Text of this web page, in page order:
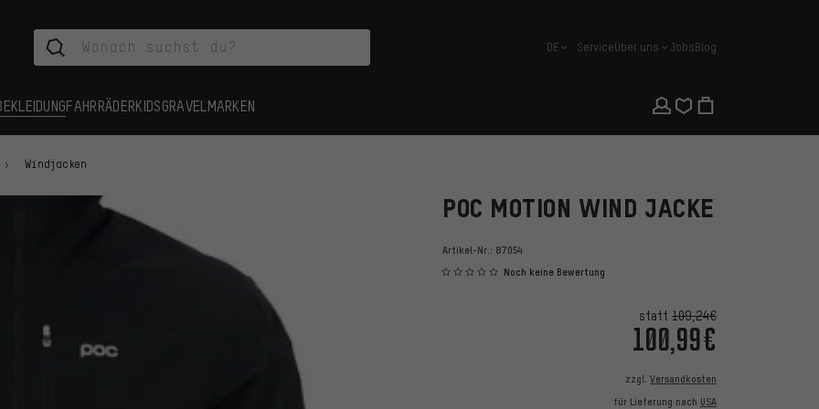
Deutsch
DE ServiceÜber uns JobsBlog
FAHRRÄDERKIDSGRAVEL MARKEN
Windjacken
POC MOTION WIND JACKE
Artikel-Nr.: 87054
Noch keine Bewertung
statt 109,24€
100,99€
zzgl. Versandkosten
für Lieferung nach USA